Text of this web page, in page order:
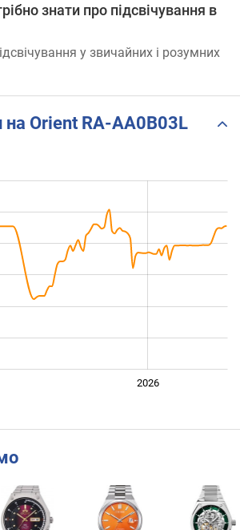
знати про підсвічування в
у звичайних і розумних
на Orient RA-AA0B03L
2026